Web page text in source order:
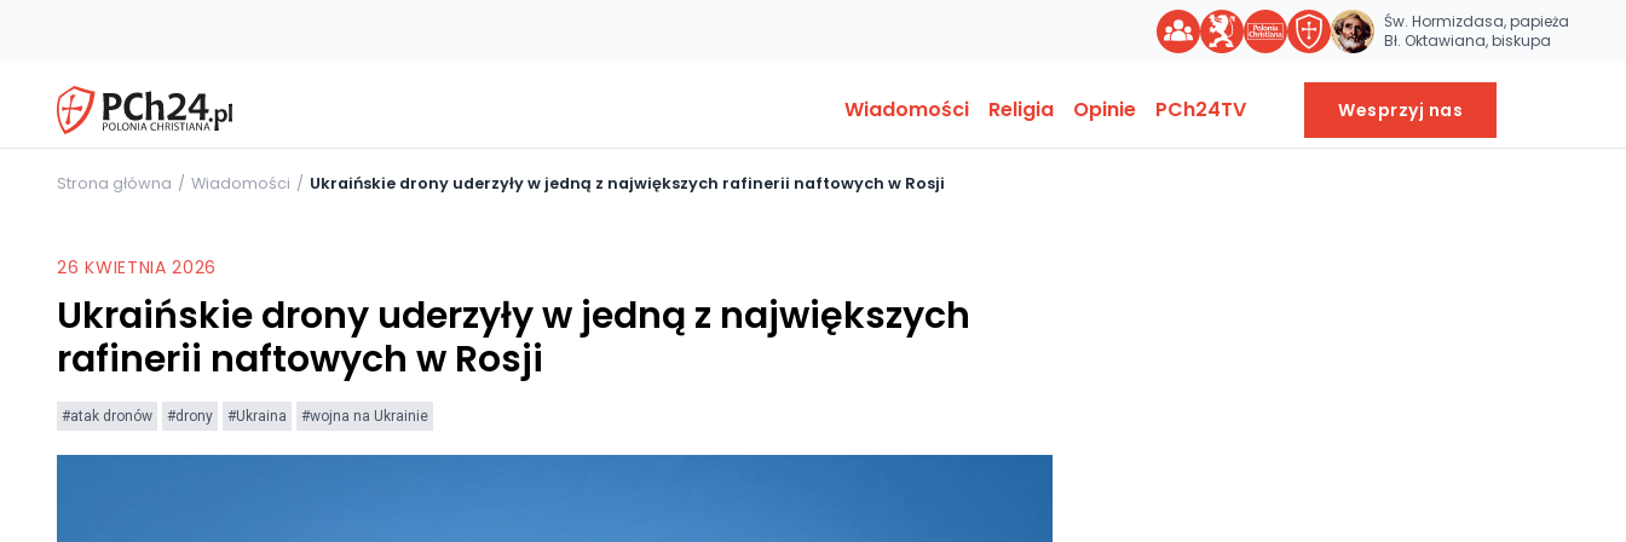
Św. Hormizdasa, papieża
Bł. Oktawiana, biskupa
Wiadomości Religia Opinie PCh24TV Wesprzyj nas
Strona główna Wiadomości Ukraińskie drony uderzyły w jedną z największych rafinerii naftowych w Rosji
26 KWIETNIA 2026
Ukraińskie drony uderzyły w jedną z największych
rafinerii naftowych w Rosji
#atak dronów #drony #Ukraina #wojna na Ukrainie